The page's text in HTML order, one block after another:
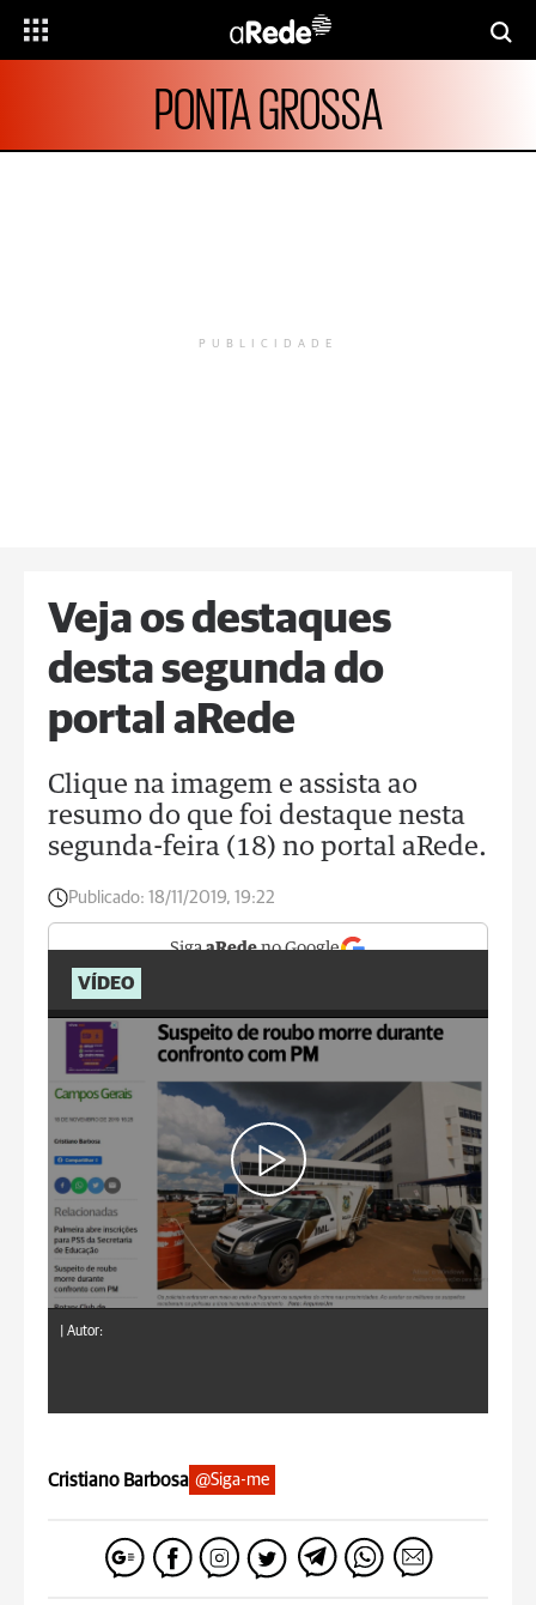
PONTA GROSSA
PUBLICIDADE
Veja os destaques
desta segunda do
portal aRede
Clique na imagem e assista ao
resumo do que foi destaque nesta
segunda-feira (18) no portal aRede.
Publicado: 18/11/2019, 19:22
SigaaRedeno Google
VÍDEO
Autor:
Cristiano Barbosa @Siga-me